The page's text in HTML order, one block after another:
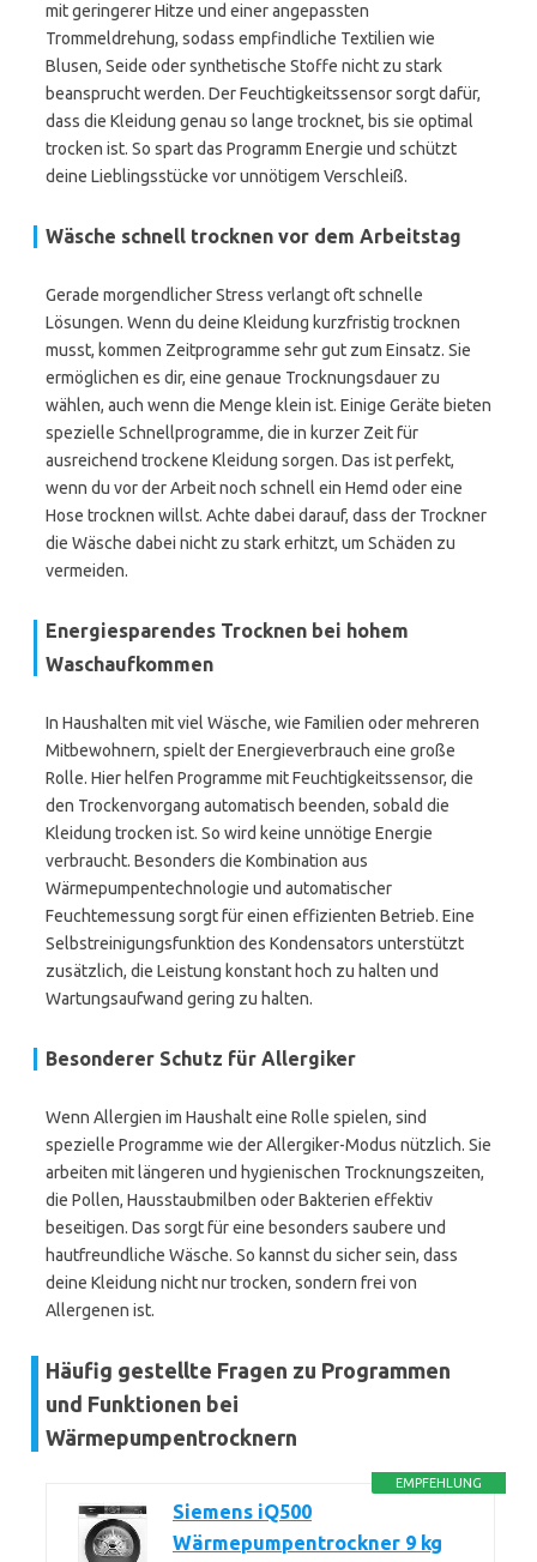
mit geringerer Hitze und einer angepassten
Trommeldrehung, sodass empfindliche Textilien wie
Blusen, Seide oder synthetische Stoffe nicht zu stark
beansprucht werden. Der Feuchtigkeitssensor sorgt dafür,
dass die Kleidung genau so lange trocknet, bis sie optimal
trocken ist. So spart das Programm Energie und schützt
deine Lieblingsstücke vor unnötigem Verschleiß.
Wäsche schnell trocknen vor dem Arbeitstag
Gerade morgendlicher Stress verlangt oft schnelle
Lösungen. Wenn du deine Kleidung kurzfristig trocknen
musst, kommen Zeitprogramme sehr gut zum Einsatz. Sie
ermöglichen es dir, eine genaue Trocknungsdauer zu
wählen, auch wenn die Menge klein ist. Einige Geräte bieten
spezielle Schnellprogramme, die in kurzer Zeit für
ausreichend trockene Kleidung sorgen. Das ist perfekt,
wenn du vor der Arbeit noch schnell ein Hemd oder eine
Hose trocknen willst. Achte dabei darauf, dass der Trockner
die Wäsche dabei nicht zu stark erhitzt, um Schäden zu
vermeiden.
Energiesparendes Trocknen bei hohem
Waschaufkommen
In Haushalten mit viel Wäsche, wie Familien oder mehreren
Mitbewohnern, spielt der Energieverbrauch eine große
Rolle. Hier helfen Programme mit Feuchtigkeitssensor, die
den Trockenvorgang automatisch beenden, sobald die
Kleidung trocken ist. So wird keine unnötige Energie
verbraucht. Besonders die Kombination aus
Wärmepumpentechnologie und automatischer
Feuchtemessung sorgt für einen effizienten Betrieb. Eine
Selbstreinigungsfunktion des Kondensators unterstützt
zusätzlich, die Leistung konstant hoch zu halten und
Wartungsaufwand gering zu halten.
Besonderer Schutz für Allergiker
Wenn Allergien im Haushalt eine Rolle spielen, sind
spezielle Programme wie der Allergiker-Modus nützlich. Sie
arbeiten mit längeren und hygienischen Trocknungszeiten,
die Pollen, Hausstaubmilben oder Bakterien effektiv
beseitigen. Das sorgt für eine besonders saubere und
hautfreundliche Wäsche. So kannst du sicher sein, dass
deine Kleidung nicht nur trocken, sondern frei von
Allergenen ist.
Häufig gestellte Fragen zu Programmen
und Funktionen bei
Wärmepumpentrocknern
EMPFEHLUNG
Siemens iQ500
Wärmepumpentrockner 9 kg